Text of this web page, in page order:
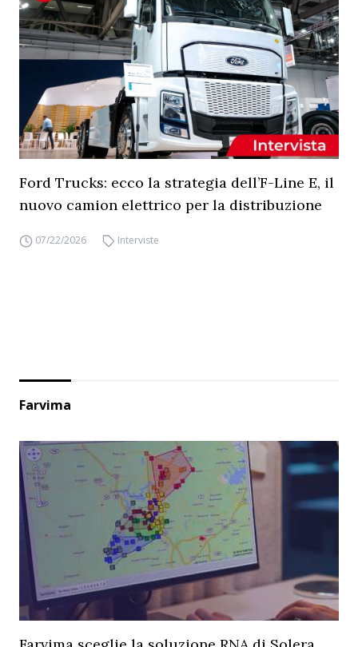
Ford Trucks: ecco la strategia dell’F-Line E, il
nuovo camion elettrico per la distribuzione
07/22/2026 Interviste
Farvima